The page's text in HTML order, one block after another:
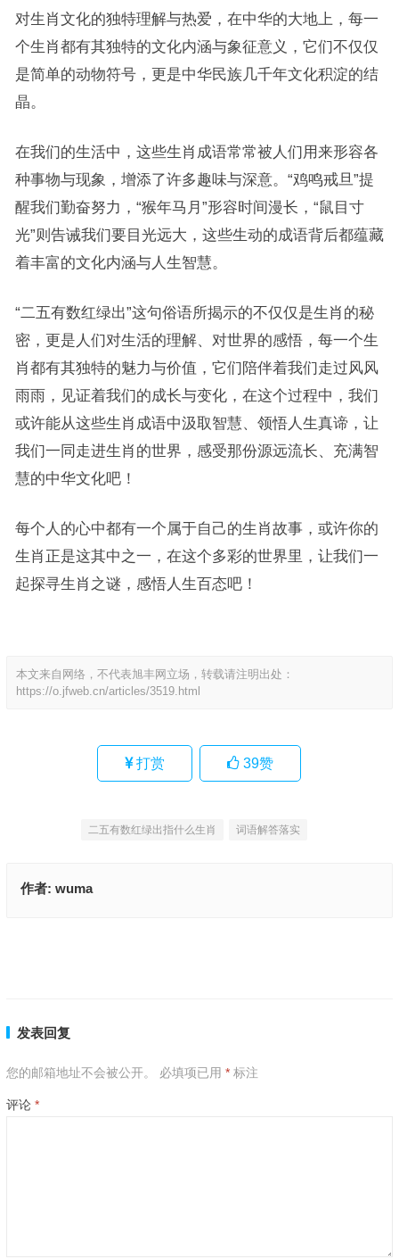
对生肖文化的独特理解与热爱，在中华的大地上，每一
个生肖都有其独特的文化内涵与象征意义，它们不仅仅
是简单的动物符号，更是中华民族几千年文化积淀的结
晶。
在我们的生活中，这些生肖成语常常被人们用来形容各
种事物与现象，增添了许多趣味与深意。“鸡鸣戒旦”提
醒我们勤奋努力，“猴年马月”形容时间漫长，“鼠目寸
光”则告诫我们要目光远大，这些生动的成语背后都蕴藏
着丰富的文化内涵与人生智慧。
“二五有数红绿出”这句俗语所揭示的不仅仅是生肖的秘
密，更是人们对生活的理解、对世界的感悟，每一个生
肖都有其独特的魅力与价值，它们陪伴着我们走过风风
雨雨，见证着我们的成长与变化，在这个过程中，我们
或许能从这些生肖成语中汲取智慧、领悟人生真谛，让
我们一同走进生肖的世界，感受那份源远流长、充满智
慧的中华文化吧！
每个人的心中都有一个属于自己的生肖故事，或许你的
生肖正是这其中之一，在这个多彩的世界里，让我们一
起探寻生肖之谜，感悟人生百态吧！
本文来自网络，不代表旭丰网立场，转载请注明出处：
https://o.jfweb.cn/articles/3519.html
打赏 39赞
二五有数红绿出指什么生肖 词语解答落实
作者: wuma
发表回复
您的邮箱地址不会被公开。 必填项已用 *标注
评论 *